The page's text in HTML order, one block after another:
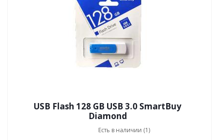
USB Flash 128 GB USB 3.0 SmartBuy
Diamond
Есть в наличии (1)